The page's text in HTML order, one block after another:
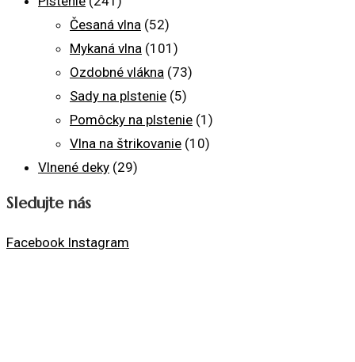
Česaná vlna (52)
Mykaná vlna (101)
Ozdobné vlákna (73)
Sady na plstenie (5)
Pomôcky na plstenie (1)
Vlna na štrikovanie (10)
Vlnené deky (29)
Sledujte nás
Facebook Instagram